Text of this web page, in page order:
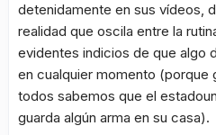
detenidamente en sus vídeos,
realidad que oscila entre la
evidentes indicios de que algo
en cualquier momento (porque
todos sabemos que el
guarda algún arma en su casa).